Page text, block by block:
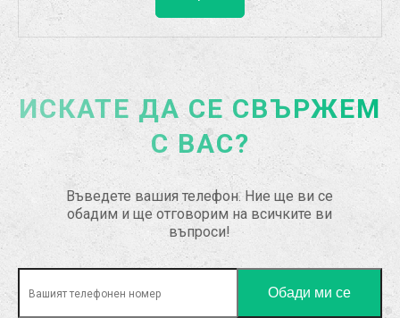
ИСКАТЕ ДА СЕ СВЪРЖЕМ
С ВАС?
Въведете вашия телефон. Ние ще ви се
обадим и ще отговорим на всичките ви
въпроси!